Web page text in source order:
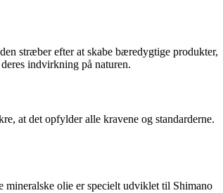
stræber efter at skabe bæredygtige produkter,
indvirkning på naturen.
at det opfylder alle kravene og standarderne.
mineralske olie er specielt udviklet til Shimano